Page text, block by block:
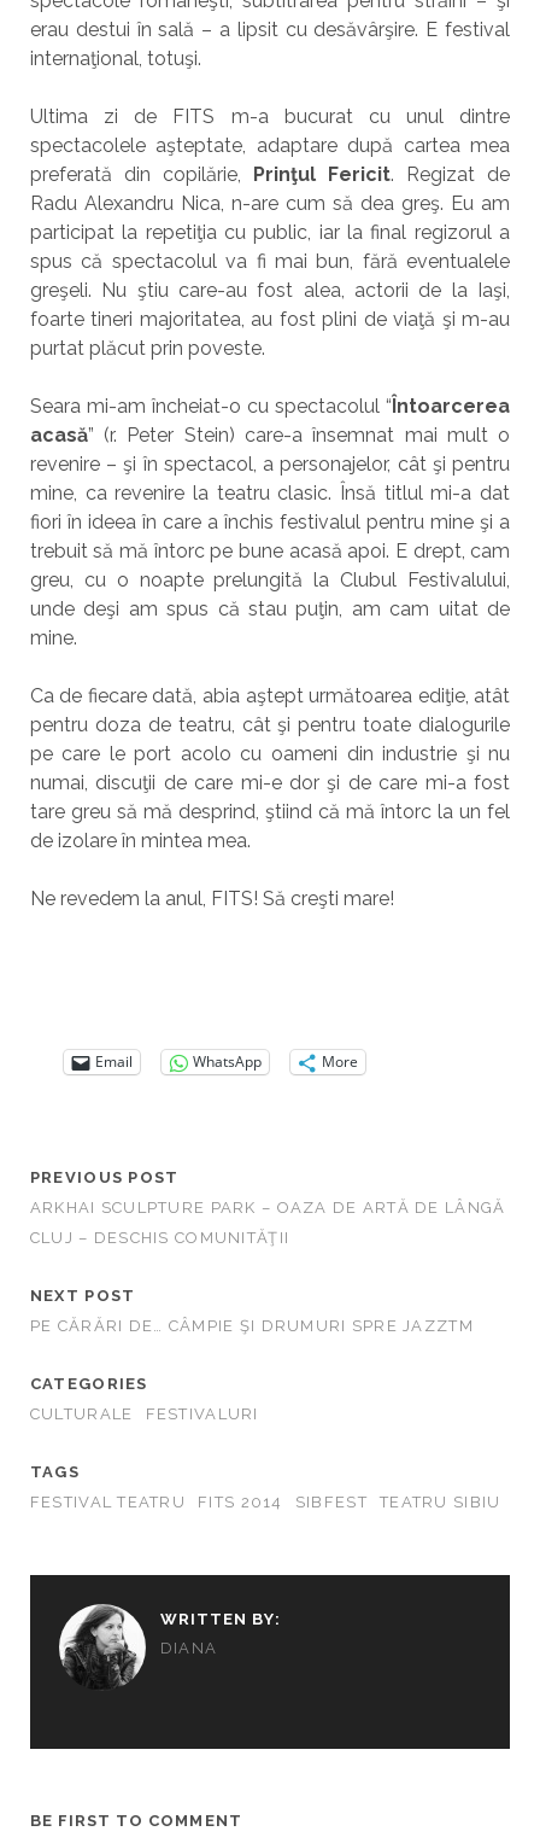
erau destui în sală – a lipsit cu desăvârşire. E festival
internaţional, totuşi.
Ultima zi de FITS m-a bucurat cu unul dintre
spectacolele aşteptate, adaptare după cartea mea
preferată din copilărie, Prinţul Fericit. Regizat de
Radu Alexandru Nica, n-are cum să dea greş. Eu am
participat la repetiţia cu public, iar la final regizorul a
spus că spectacolul va fi mai bun, fără eventualele
greşeli. Nu ştiu care-au fost alea, actorii de la Iaşi,
foarte tineri majoritatea, au fost plini de viaţă şi m-au
purtat plăcut prin poveste.
Seara mi-am încheiat-o cu spectacolul “Întoarcerea
acasă” (r. Peter Stein) care-a însemnat mai mult o
revenire – şi în spectacol, a personajelor, cât şi pentru
mine, ca revenire la teatru clasic. Însă titlul mi-a dat
fiori în ideea în care a închis festivalul pentru mine şi a
trebuit să mă întorc pe bune acasă apoi. E drept, cam
greu, cu o noapte prelungită la Clubul Festivalului,
unde deşi am spus că stau puţin, am cam uitat de
mine.
Ca de fiecare dată, abia aştept următoarea ediţie, atât
pentru doza de teatru, cât şi pentru toate dialogurile
pe care le port acolo cu oameni din industrie şi nu
numai, discuţii de care mi-e dor şi de care mi-a fost
tare greu să mă desprind, ştiind că mă întorc la un fel
de izolare în mintea mea.
Ne revedem la anul, FITS! Să creşti mare!
Email WhatsApp More
PREVIOUS POST
ARKHAI SCULPTURE PARK – OAZA DE ARTĂ DE LÂNGĂ
CLUJ – DESCHIS COMUNITĂŢII
NEXT POST
PE CĂRĂRI DE… CÂMPIE ŞI DRUMURI SPRE JAZZTM
CATEGORIES
CULTURALE
FESTIVALURI
TAGS
FESTIVAL TEATRU
FITS 2014 SIBFEST TEATRU SIBIU
WRITTEN BY:
DIANA
BE FIRST TO COMMENT